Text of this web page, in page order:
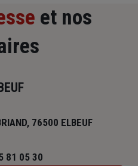
et nos
76500 ELBEUF
81 05 30